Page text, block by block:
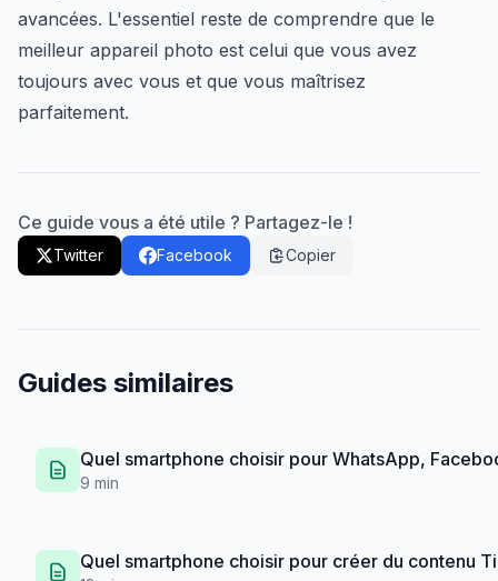
avancées. L'essentiel reste de comprendre que le
meilleur appareil photo est celui que vous avez
toujours avec vous et que vous maîtrisez
parfaitement.
Ce guide vous a été utile ? Partagez-le !
Twitter Facebook Copier
Guides similaires
Quel smartphone choisir pour WhatsApp,
9 min
Quel smartphone choisir pour créer du contenu